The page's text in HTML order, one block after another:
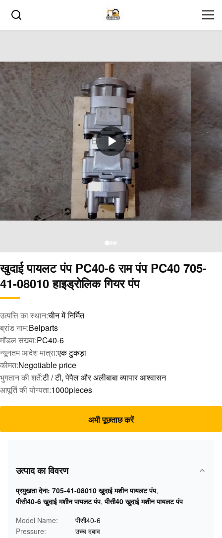
खुदाई पायलट पंप PC40-6 राम पंप PC40 705-
41-08010 हाइड्रोलिक गियर पंप
उत्पत्ति का स्थान:चीन में निर्मित
ब्रांड नाम:Belparts
मॉडल संख्या:PC40-6
न्यूनतम आदेश मात्रा:एक टुकड़ा
कीमत:Negotiable price
भुगतान की शर्तें:टी / टी, पेपैल और अलीबाबा व्यापार आश्वासन
आपूर्ति की योग्यता:1000pieces
अभी पूछताछ करें
उत्पाद का विवरण
प्रमुखता देना: 705-41-08010 खुदाई मशीन पायलट पंप,
पीसी40-6 खुदाई मशीन पायलट पंप,पीसी40 खुदाई मशीन पायलट पंप
Model Name:
पीसी40-6
Pressure:
उच्च दबाव